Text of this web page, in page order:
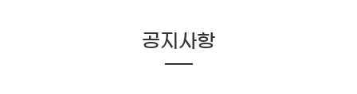
공지사항